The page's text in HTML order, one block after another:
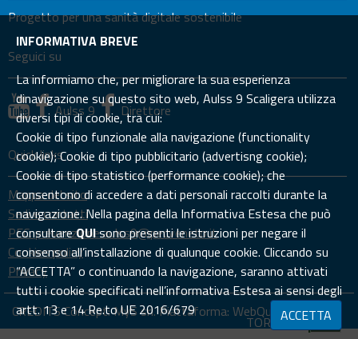
Progetto per una sanità digitale sostenibile
Seguici su
Aulss 9 Direttore
Quick links
Mappa del sito
Sedi e contatti
PEC: prevenzione.aulss9@pecveneto.it
Cookies policy
Privacy
CREDITS Concept:MyS srl.Piattaforma: WebQuality
TORNA SU
INFORMATIVA BREVE
La informiamo che, per migliorare la sua esperienza
dinavigazione su questo sito web, Aulss 9 Scaligera utilizza
diversi tipi di cookie, tra cui:
Cookie di tipo funzionale alla navigazione (functionality
cookie); Cookie di tipo pubblicitario (advertisng cookie);
Cookie di tipo statistico (performance cookie); che
consentono di accedere a dati personali raccolti durante la
navigazione. Nella pagina della Informativa Estesa che può
consultareQUIsono presenti le istruzioni per negare il
consenso all’installazione di qualunque cookie. Cliccando su
“ACCETTA” o continuando la navigazione, saranno attivati
tutti i cookie specificati nell’informativa Estesa ai sensi degli
artt. 13 e 14 Re.to UE 2016/679
ACCETTA